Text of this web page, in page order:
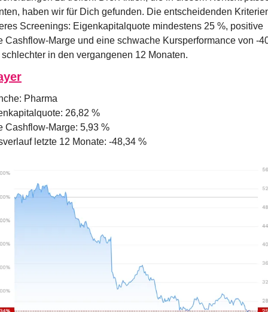
haben wir für Dich gefunden. Die entscheidenden
Screenings: Eigenkapitalquote mindestens 25 %, positive
Cashflow-Marge und eine schwache Kursperformance von -
in den vergangenen 12 Monaten.
Pharma
26,82 %
Cashflow-Marge: 5,93 %
letzte 12 Monate: -48,34 %